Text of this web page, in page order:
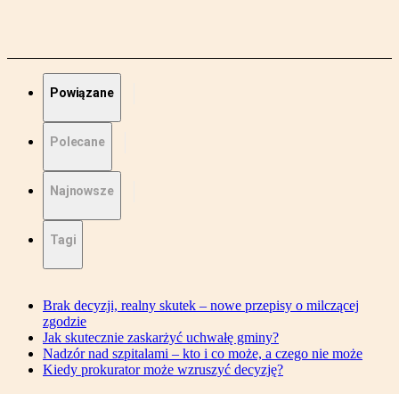
Powiązane
Polecane
Najnowsze
Tagi
Brak decyzji, realny skutek – nowe przepisy o milczącej
zgodzie
Jak skutecznie zaskarżyć uchwałę gminy?
Nadzór nad szpitalami – kto i co może, a czego nie może
Kiedy prokurator może wzruszyć decyzję?